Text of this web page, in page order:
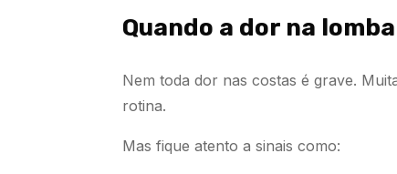
Quando a dor na
Nem toda dor nas costas é grave.
rotina.
Mas fique atento a sinais como: